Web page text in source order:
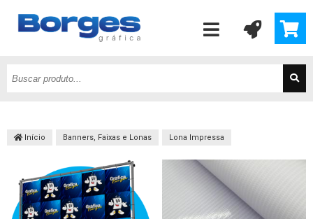
Início Banners, Faixas e Lonas Lona Impressa